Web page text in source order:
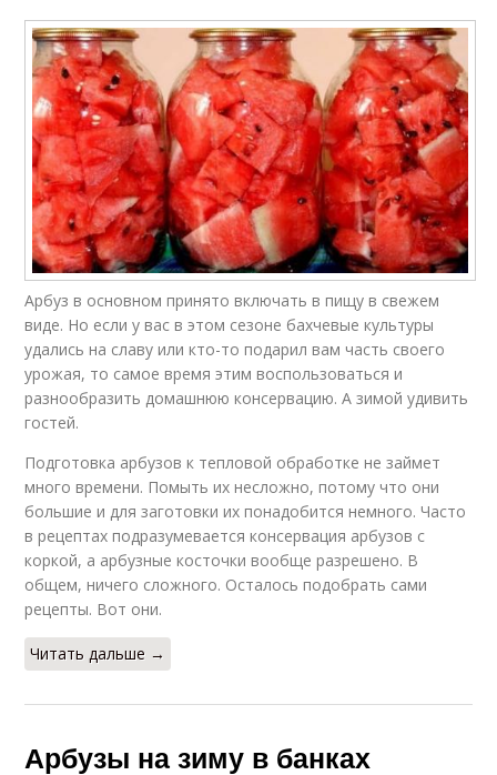
Арбуз в основном принято включать в пищу в свежем
виде. Но если у вас в этом сезоне бахчевые культуры
удались на славу или кто-то подарил вам часть своего
урожая, то самое время этим воспользоваться и
разнообразить домашнюю консервацию. А зимой удивить
гостей.
Подготовка арбузов к тепловой обработке не займет
много времени. Помыть их несложно, потому что они
большие и для заготовки их понадобится немного. Часто
в рецептах подразумевается консервация арбузов с
коркой, а арбузные косточки вообще разрешено. В
общем, ничего сложного. Осталось подобрать сами
рецепты. Вот они.
Читать дальше →
Арбузы на зиму в банках